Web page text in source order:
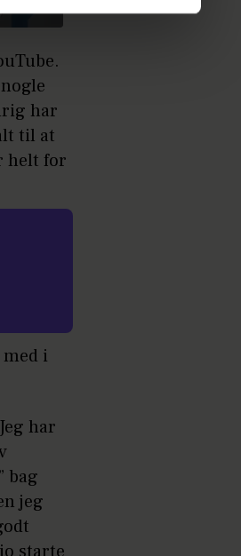
har
til at
helt for
i
har
bag
jeg
starte